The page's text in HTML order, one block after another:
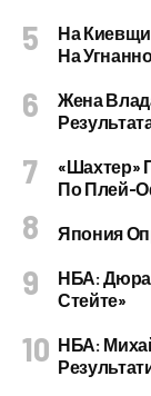
На
На
Жена
«Шахтер»
По Плей-
Япония
НБА:
Стейте»
НБА: